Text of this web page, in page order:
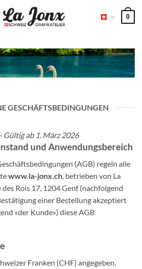
0
GESCHÄFTSBEDINGUNGEN
Gültig ab 1. März 2026
und Anwendungsbereich
(AGB) regeln alle
www.la-jonx.ch , betrieben von La
des Rois 17, 1204 Genf (nachfolgend
einer Bestellung akzeptiert
«der Kunde») diese AGB
Franken (CHF) angegeben,